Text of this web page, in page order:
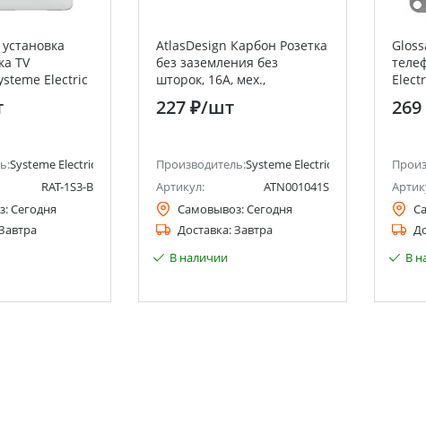
TV
Electric
Systeme Electric (ранее Schneider Electric)
RAT-1S3-B
Сегодня
AtlasDesign Карбон Розетка
без заземления без
шторок, 16А, мех.,
быстрозажим. клемм
227 ₽/шт
Производитель:Systeme Electric (ранее
Артикул:
ATN001041S
Самовывоз:Сегодня
Доставка:Завтра
В наличии
В